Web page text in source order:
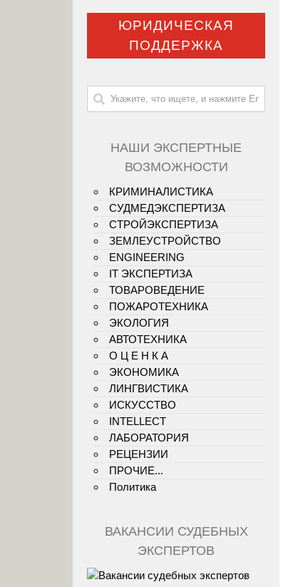
ЮРИДИЧЕСКАЯ
ПОДДЕРЖКА
НАШИ ЭКСПЕРТНЫЕ
ВОЗМОЖНОСТИ
КРИМИНАЛИСТИКА
СУДМЕДЭКСПЕРТИЗА
СТРОЙЭКСПЕРТИЗА
ЗЕМЛЕУСТРОЙСТВО
ENGINEERING
IT ЭКСПЕРТИЗА
ТОВАРОВЕДЕНИЕ
ПОЖАРОТЕХНИКА
ЭКОЛОГИЯ
АВТОТЕХНИКА
О Ц Е Н К А
ЭКОНОМИКА
ЛИНГВИСТИКА
ИСКУССТВО
INTELLECT
ЛАБОРАТОРИЯ
РЕЦЕНЗИИ
ПРОЧИЕ...
Политика
ВАКАНСИИ СУДЕБНЫХ
ЭКСПЕРТОВ